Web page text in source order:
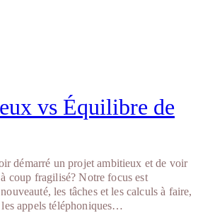
vs Équilibre de
démarré un projet ambitieux et de voir
coup fragilisé? Notre focus est
les tâches et les calculs à faire,
appels téléphoniques…